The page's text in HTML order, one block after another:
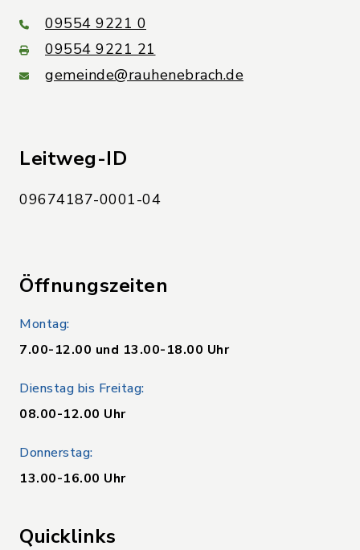
09554 9221 0
09554 9221 21
gemeinde@rauhenebrach.de
Leitweg-ID
09674187-0001-04
Öffnungszeiten
Montag:
7.00-12.00 und 13.00-18.00 Uhr
Dienstag bis Freitag:
08.00-12.00 Uhr
Donnerstag:
13.00-16.00 Uhr
Quicklinks